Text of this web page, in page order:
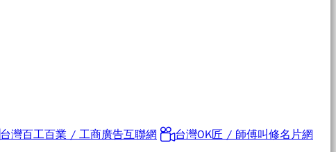
台灣百工百業 / 工商廣告互聯網 台灣OK匠 / 師傅叫修名片網